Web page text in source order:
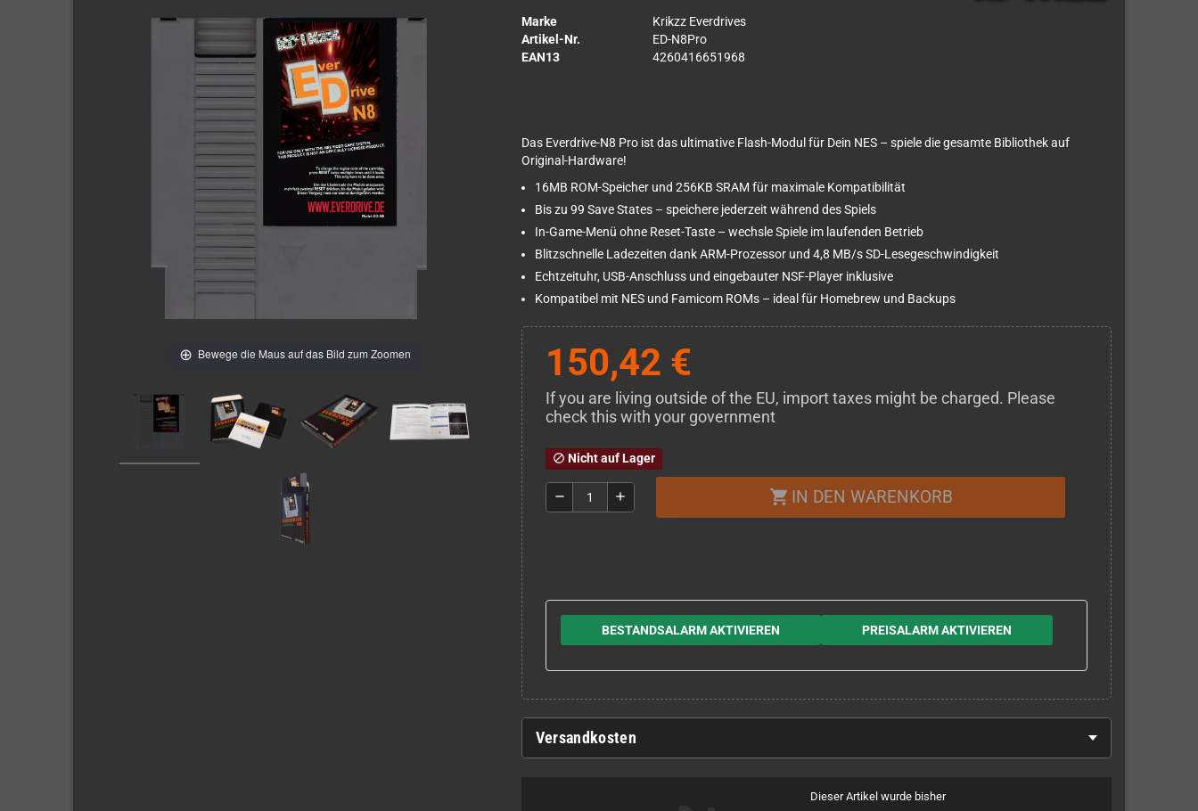
Bewege die Maus auf das Bild zum Zoomen
Marke
Krikzz Everdrives
Artikel-Nr.
ED-N8Pro
EAN13
4260416651968
Das Everdrive-N8 Pro ist das ultimative Flash-Modul für Dein NES – spiele die gesamte Bibliothek auf
Original-Hardware!
16MB ROM-Speicher und 256KB SRAM für maximale Kompatibilität
Bis zu 99 Save States – speichere jederzeit während des Spiels
In-Game-Menü ohne Reset-Taste – wechsle Spiele im laufenden Betrieb
Blitzschnelle Ladezeiten dank ARM-Prozessor und 4,8 MB/s SD-Lesegeschwindigkeit
Echtzeituhr, USB-Anschluss und eingebauter NSF-Player inklusive
Kompatibel mit NES und Famicom ROMs – ideal für Homebrew und Backups
150,42 €
If you are living outside of the EU, import taxes might be charged. Please
check this with your government
block Nicht auf Lager
remove add shopping_cart IN DEN WARENKORB
BESTANDSALARM AKTIVIEREN PREISALARM AKTIVIEREN
Versandkosten
Dieser Artikel wurde bisher